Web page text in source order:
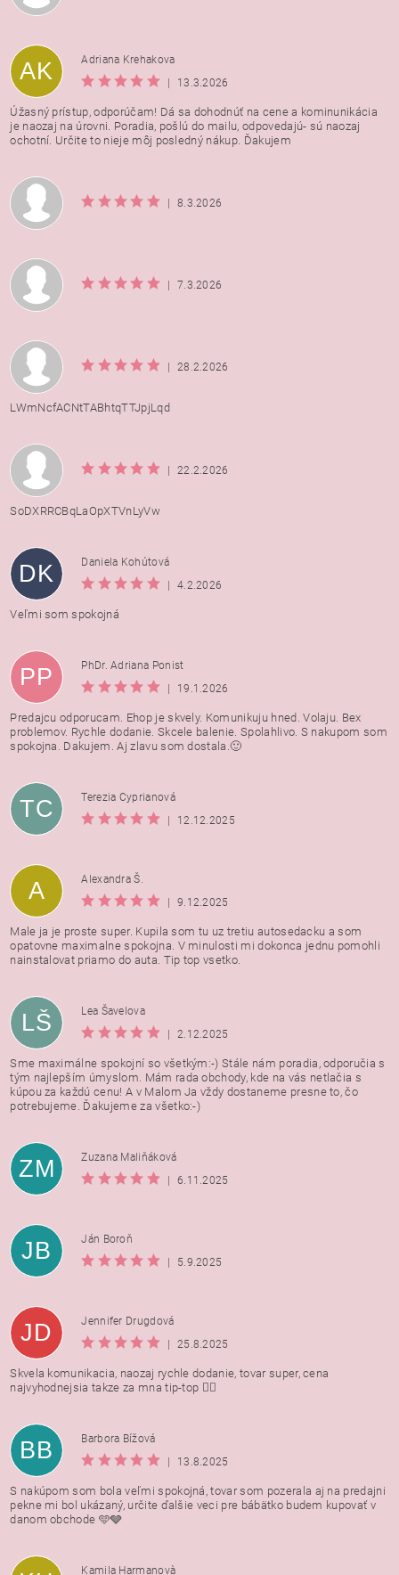
AK
Adriana Krehakova
13.3.2026
Úžasný prístup, odporúčam! Dá sa dohodnúť na cene a kominunikácia
je naozaj na úrovni. Poradia, pošlú do mailu, odpovedajú- sú naozaj
ochotní. Určite to nieje môj posledný nákup. Ďakujem
8.3.2026
7.3.2026
28.2.2026
LWmNcfACNtTABhtqTTJpjLqd
22.2.2026
SoDXRRCBqLaOpXTVnLyVw
DK
Daniela Kohútová
4.2.2026
Veľmi som spokojná
PP
PhDr. Adriana Ponist
19.1.2026
Predajcu odporucam. Ehop je skvely. Komunikuju hned. Volaju. Bex
problemov. Rychle dodanie. Skcele balenie. Spolahlivo. S nakupom som
spokojna. Dakujem. Aj zlavu som dostala.🙂
TC
Terezia Cyprianová
12.12.2025
A
Alexandra Š.
9.12.2025
Male ja je proste super. Kupila som tu uz tretiu autosedacku a som
opatovne maximalne spokojna. V minulosti mi dokonca jednu pomohli
nainstalovat priamo do auta. Tip top vsetko.
LŠ
Lea Šavelova
2.12.2025
Sme maximálne spokojní so všetkým:-) Stále nám poradia, odporučia s
tým najlepším úmyslom. Mám rada obchody, kde na vás netlačia s
kúpou za každú cenu! A v Malom Ja vždy dostaneme presne to, čo
potrebujeme. Ďakujeme za všetko:-)
ZM
Zuzana Maliňáková
6.11.2025
JB
Ján Boroň
5.9.2025
JD
Jennifer Drugdová
25.8.2025
Skvela komunikacia, naozaj rychle dodanie, tovar super, cena
najvyhodnejsia takze za mna tip-top 👍🏻
BB
Barbora Bížová
13.8.2025
S nakúpom som bola veľmi spokojná, tovar som pozerala aj na predajni
pekne mi bol ukázaný, určite ďalšie veci pre bábätko budem kupovať v
danom obchode 🩵🩶
Kamila Harmanovà